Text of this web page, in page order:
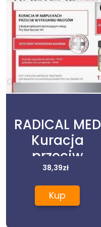
RADICAL MED
Kuracja
przeciw
wypadaniu
włosów dla
mężczyzn
38,39zł
Kup